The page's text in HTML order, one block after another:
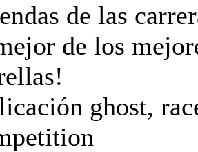
de las
de los
ghost,